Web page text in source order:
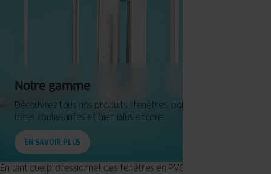
Notre gamme
Découvrez tous nos produits : fenêtres, portes d'entrée,
baies coulissantes et bien plus encore.
EN SAVOIR PLUS
En tant que professionnel des fenêtres en PVC, OKNOPLAST basé à